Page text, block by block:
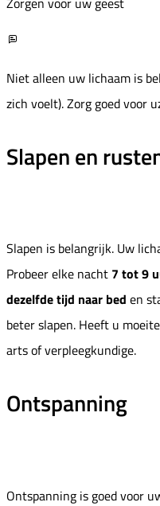
Niet alleen uw lichaam is
zich voelt). Zorg goed voor
Slapen en
Slapen is belangrijk. Uw
Probeer elke nacht 7 tot 9
dezelfde tijd naar bed en
beter slapen. Heeft u
arts of verpleegkundige.
Ontspanning
Ontspanning is goed voor